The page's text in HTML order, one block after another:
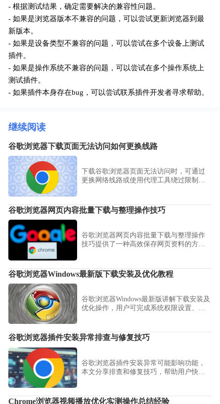
- 根据测试结果，确定需要解决的兼容性问题。
- 如果是浏览器版本不兼容的问题，可以尝试更新浏览器到最
新版本。
- 如果是设备类型不兼容的问题，可以尝试在多个设备上测试
插件。
- 如果是操作系统不兼容的问题，可以尝试在多个操作系统上
测试插件。
- 如果插件本身存在bug，可以尝试联系插件开发者寻求帮助。
继续阅读
谷歌浏览器下载页面无法访问如何更换线路
下载谷歌浏览器页面无法访问时，可通过
更换网络线路或使用代理工具绕过限制，
谷歌浏览器网页内容批量下载与整理操作技巧
谷歌浏览器网页内容批量下载与整理操作
技巧提供了一种高效保存网页资料的方
谷歌浏览器Windows最新版下载安装及优化教程
谷歌浏览器Windows最新版讲解下载安装及
优化操作，用户可完成系统权限设置、书
谷歌浏览器插件安装异常排查与修复技巧
谷歌浏览器插件安装异常可能影响功能，
本文分享排查和修复技巧，帮助用户快速
Chrome浏览器视频播放优化实测操作总结经验